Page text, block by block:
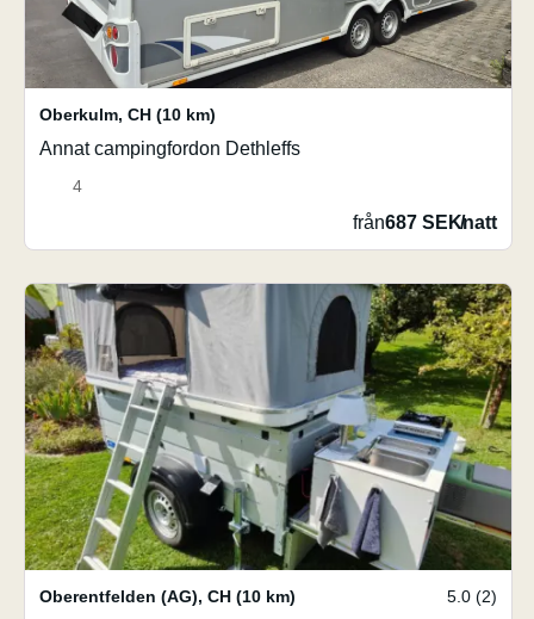
Oberkulm, CH (10 km)
Annat campingfordon Dethleffs
4
från687 SEK/natt
Oberentfelden (AG), CH (10 km) 5.0 (2)